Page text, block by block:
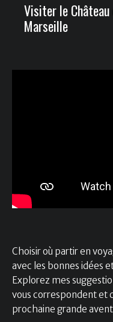
Visiter le Château
Marseille
Choisir où partir en
avec les bonnes idées
Explorez mes
vous correspondent et
prochaine grande